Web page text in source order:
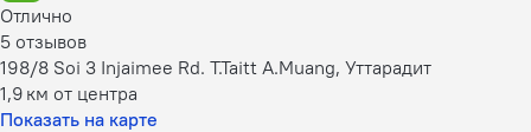
Отлично
5 отзывов
198/8 Soi 3 Injaimee Rd. T.Taitt A.Muang, Уттарадит
1,9 км от центра
Показать на карте